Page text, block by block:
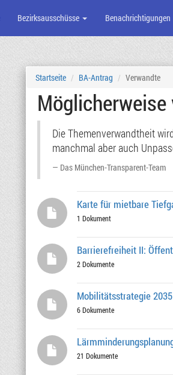
Bezirksausschüsse Benachrichtigungen
Startseite BA-Antrag Verwandte
Die Themenverwandtheit
manchmal aber auch
Das München-Transparent-Team
Karte für mietbare
1 Dokument
Barrierefreiheit II:
2 Dokumente
Mobilitätsstrategie
6 Dokumente
21 Dokumente